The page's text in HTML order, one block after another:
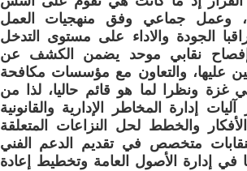
وعمل جماعي وفق منهجيات العمل
الجودة والاداء على مستوى التدخل
إفصاح نقابي موحد يضمن الكشف عن
عليها، والتعاون مع مؤسسات مكافحة
غزة ونظرا لما هو قائم حاليا، لذا من
إدارة المخاطر الإدارية والقانونية
والخطط لحل النزاعات المتعلقة
متخصص في تقديم الدعم الفني
في إدارة الأصول العامة وتخطيط إعادة